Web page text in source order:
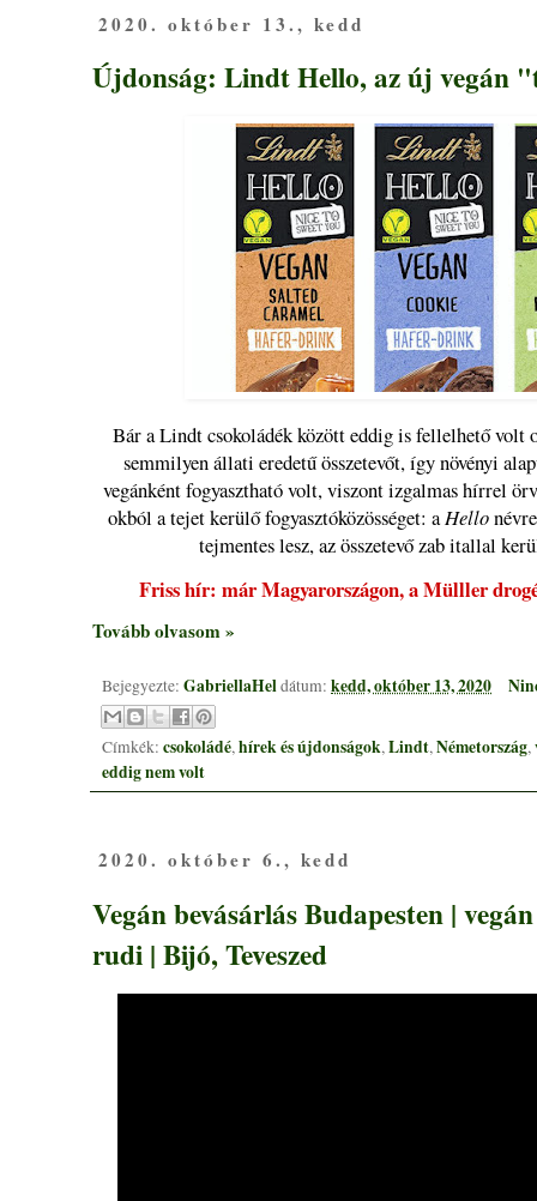
2020. október 13., kedd
Újdonság: Lindt Hello, az új vegán
Bár a Lindt csokoládék között eddig is fellelhető volt
semmilyen állati eredetű összetevőt, így növényi
vegánként fogyasztható volt, viszont izgalmas hírrel
okból a tejet kerülő fogyasztóközösséget: aHello
tejmentes lesz, az összetevő zab itallal
Friss hír: már Magyarországon, a Mülller
Tovább olvasom »
Bejegyezte: GabriellaHeldátum: kedd, október 13, 2020
Címkék: csokoládé,hírek és újdonságok,Lindt,Németország,
eddig nem volt
2020. október 6., kedd
Vegán bevásárlás Budapesten |
rudi | Bijó, Teveszed